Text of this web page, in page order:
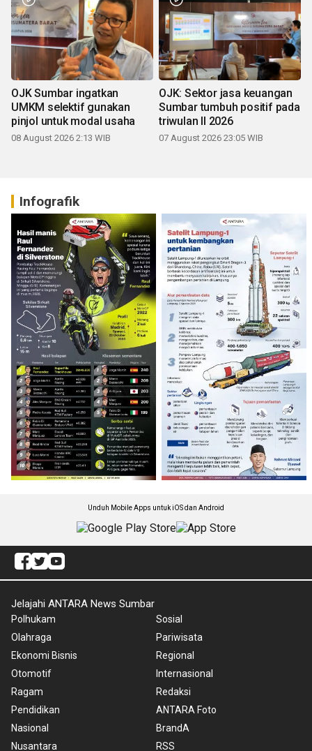
OJK Sumbar ingatkan
UMKM selektif gunakan
pinjol untuk modal usaha
08 August 2026 2:13 WIB
OJK: Sektor jasa keuangan
Sumbar tumbuh positif pada
triwulan II 2026
07 August 2026 23:05 WIB
Infografik
Unduh Mobile Apps untuk iOS dan Android
Jelajahi ANTARA News Sumbar
Polhukam
Olahraga
Ekonomi Bisnis
Otomotif
Ragam
Pendidikan
Nasional
Nusantara
Sosial
Pariwisata
Regional
Internasional
Redaksi
ANTARA Foto
BrandA
RSS